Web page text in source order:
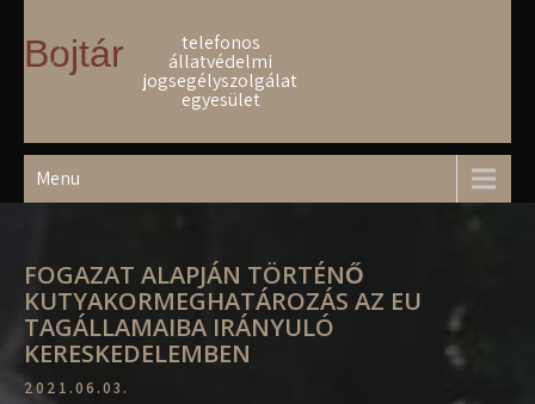
content
Bojtár telefonos
állatvédelmi
jogsegélyszolgálat
egyesület
Menu
FOGAZAT ALAPJÁN TÖRTÉNŐ
KUTYAKORMEGHATÁROZÁS AZ EU
TAGÁLLAMAIBA IRÁNYULÓ
KERESKEDELEMBEN
2021.06.03.